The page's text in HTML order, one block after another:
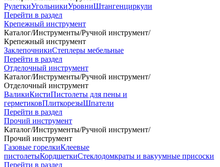
РулеткиУгольникиУровниШтангенциркули
Перейти в раздел
Крепежный инструмент
Каталог/Инструменты/Ручной инструмент/
Крепежный инструмент
ЗаклепочникиСтеплеры мебельные
Перейти в раздел
Отделочный инструмент
Каталог/Инструменты/Ручной инструмент/
Отделочный инструмент
ВаликиКистиПистолеты для пены и
герметиковПлиткорезыШпатели
Перейти в раздел
Прочий инструмент
Каталог/Инструменты/Ручной инструмент/
Прочий инструмент
Газовые горелкиКлеевые
пистолетыКордщеткиСтеклодомкраты и вакуумные присоски
Перейти в раздел